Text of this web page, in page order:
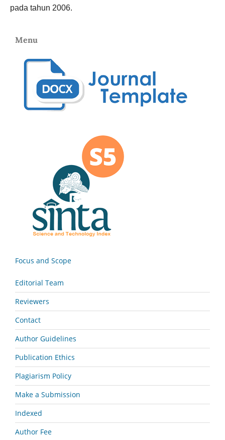
pada tahun 2006.
Menu
Focus and Scope
Editorial Team
Reviewers
Contact
Author Guidelines
Publication Ethics
Plagiarism Policy
Make a Submission
Indexed
Author Fee